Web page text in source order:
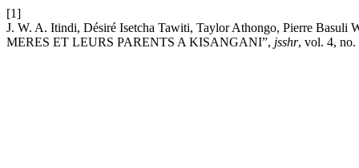
[1]
J. W. A. Itindi, Désiré Isetcha Tawiti, Taylor Athongo, Pierre
MERES ET LEURS PARENTS A KISANGANI”, jsshr, vol. 4, no.